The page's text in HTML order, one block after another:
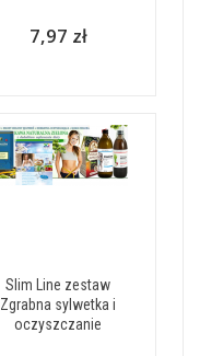
7,97 zł
Slim Line zestaw
Zgrabna sylwetka i
oczyszczanie